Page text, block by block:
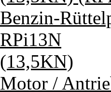
Benzin-
RPi13N
(13,5KN)
Motor /